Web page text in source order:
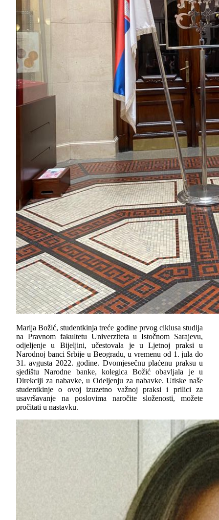
Marija Božić, studentkinja treće godine prvog ciklusa studija
na Pravnom fakultetu Univerziteta u Istočnom Sarajevu,
odјeljenje u Bijeljini, učestovala je u Ljetnoj praksi u
Narodnoj banci Srbije u Beogradu, u vremenu od 1. jula do
31. avgusta 2022. godine. Dvomjesečnu plaćenu praksu u
sjedištu Narodne banke, kolegica Božić obavljala je u
Direkciji za nabavke, u Odeljenju za nabavke. Utiske naše
studentkinje o ovoj izuzetno važnoj praksi i prilici za
usavršavanje na poslovima naročite složenosti, možete
pročitati u nastavku.